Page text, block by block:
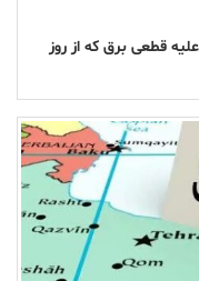
قطعی برق که از روز